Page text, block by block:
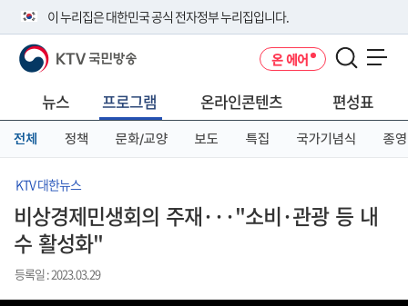
이 누리집은 대한민국 공식 전자정부 누리집입니다.
공식 누리집 주소 확인하기
니다.
이밖에 or.kr 또는 .kr등 다른 도메인 주소를 사용하고 있다면 아래 URL에
서 도메인 주소를 확인해 보세요
KTV 국민방송 온 에어
뉴스 프로그램 온라인콘텐츠 편성표
전체 정책 문화/교양 보도 특집 국가기념식 종영
KTV 대한뉴스
비상경제민생회의 주재···"소비·관광 등 내
수 활성화"
등록일 : 2023.03.29